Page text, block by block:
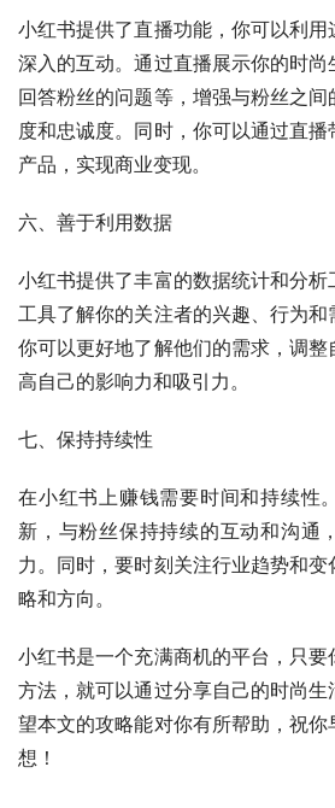
小红书提供了直播功能，你可以利
深入的互动。通过直播展示你的时尚
回答粉丝的问题等，增强与粉丝之
度和忠诚度。同时，你可以通过直
产品，实现商业变现。
六、善于利用数据
小红书提供了丰富的数据统计和分
工具了解你的关注者的兴趣、行为和
你可以更好地了解他们的需求，调
高自己的影响力和吸引力。
七、保持持续性
在小红书上赚钱需要时间和持续性
新，与粉丝保持持续的互动和沟通
力。同时，要时刻关注行业趋势和
略和方向。
小红书是一个充满商机的平台，只
方法，就可以通过分享自己的时尚
望本文的攻略能对你有所帮助，祝
想！